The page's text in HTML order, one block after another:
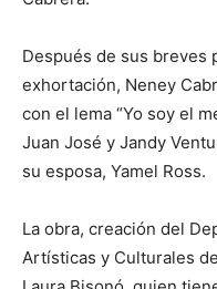
Después de sus breves
exhortación, Neney
con el lema “Yo soy el
Juan José y Jandy
su esposa, Yamel Ross.
La obra, creación del
Artísticas y Culturales